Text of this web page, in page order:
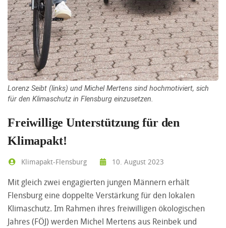
Lorenz Seibt (links) und Michel Mertens sind hochmotiviert, sich
für den Klimaschutz in Flensburg einzusetzen.
Freiwillige Unterstützung für den
Klimapakt!
Klimapakt-Flensburg 10. August 2023
Mit gleich zwei engagierten jungen Männern erhält
Flensburg eine doppelte Verstärkung für den lokalen
Klimaschutz. Im Rahmen ihres freiwilligen ökologischen
Jahres (FÖJ) werden Michel Mertens aus Reinbek und